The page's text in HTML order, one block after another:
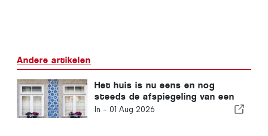
Andere artikelen
Het huis is nu eens en nog
steeds de afspiegeling van een
groter probleem in Portugal
In - 01 Aug 2026